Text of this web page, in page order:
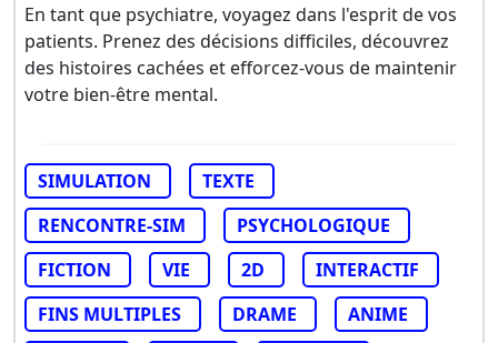
En tant que psychiatre, voyagez dans l'esprit de vos
patients. Prenez des décisions difficiles, découvrez
des histoires cachées et efforcez-vous de maintenir
votre bien-être mental.
SIMULATION
TEXTE
RENCONTRE-SIM
PSYCHOLOGIQUE
FICTION
VIE 2D
INTERACTIF
FINS MULTIPLES
DRAME
ANIME